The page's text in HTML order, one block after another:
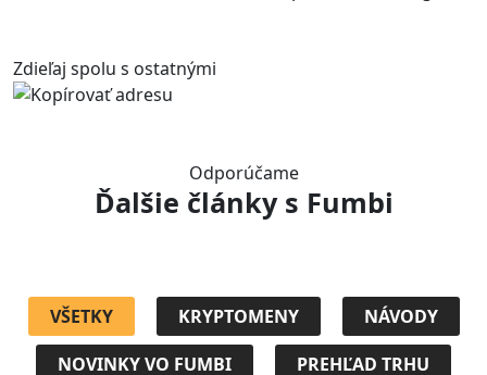
Zdieľaj spolu s ostatnými
Odporúčame
Ďalšie článkys Fumbi
VŠETKY KRYPTOMENY
NÁVODY
NOVINKY VO FUMBI
PREHĽAD TRHU